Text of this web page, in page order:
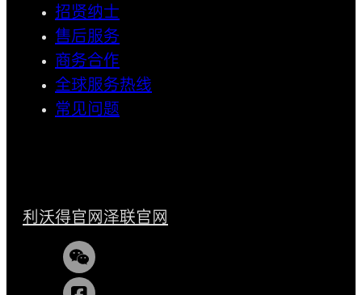
招贤纳士
售后服务
商务合作
全球服务热线
常见问题
利沃得官网泽联官网